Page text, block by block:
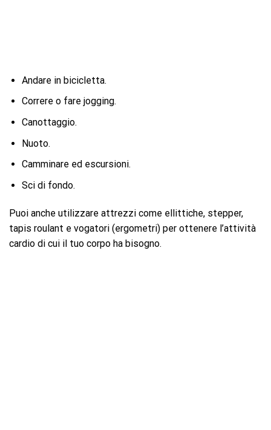
Andare in bicicletta.
Correre o fare jogging.
Canottaggio.
Nuoto.
Camminare ed escursioni.
Sci di fondo.
Puoi anche utilizzare attrezzi come ellittiche, stepper,
tapis roulant e vogatori (ergometri) per ottenere l’attività
cardio di cui il tuo corpo ha bisogno.